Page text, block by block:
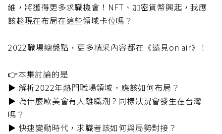
維，將獲得更多求職機會！NFT、加密貨幣興起，我應
該趁現在布局在這些領域卡位嗎？
2022職場總盤點，更多精采內容都在《遠見on air》！
👉本集討論的是
▶️ 解析2022年熱門職場領域，應該如何布局？
️▶️ 為什麼歐美會有大離職潮？同樣狀況會發生在台灣
嗎？
▶️ 快速變動時代，求職者該如何與局勢對接？